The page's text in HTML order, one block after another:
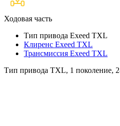
Ходовая часть
Тип привода Exeed TXL
Клиренс Exeed TXL
Трансмиссия Exeed TXL
Тип привода TXL, 1 поколение,